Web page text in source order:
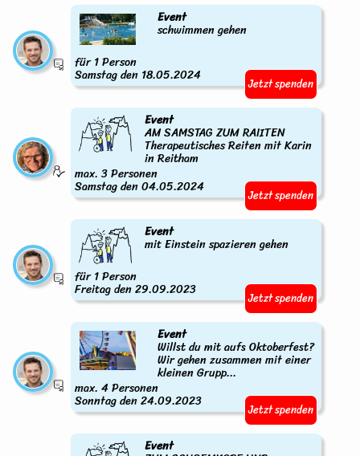
Event
schwimmen gehen
für 1 Person
Samstag den 18.05.2024 Jetzt spenden
Event
AM SAMSTAG ZUM RAIITEN
Therapeutisches Reiten mit Karin
in Reitham
max. 3 Personen
Samstag den 04.05.2024 Jetzt spenden
Event
mit Einstein spazieren gehen
für 1 Person
Freitag den 29.09.2023 Jetzt spenden
Event
Willst du mit aufs Oktoberfest?
Wir gehen zusammen mit einer
kleinen Grupp...
max. 4 Personen
Sonntag den 24.09.2023 Jetzt spenden
Event